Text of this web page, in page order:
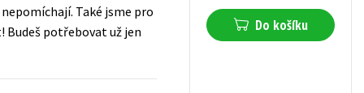
Také jsme pro
Budeš potřebovat už jen
Do košíku